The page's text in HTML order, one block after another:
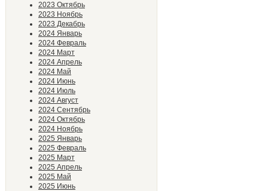
2023 Октябрь
2023 Ноябрь
2023 Декабрь
2024 Январь
2024 Февраль
2024 Март
2024 Апрель
2024 Май
2024 Июнь
2024 Июль
2024 Август
2024 Сентябрь
2024 Октябрь
2024 Ноябрь
2025 Январь
2025 Февраль
2025 Март
2025 Апрель
2025 Май
2025 Июнь